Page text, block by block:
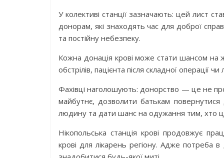
У колективі станції зазначають: цей лист
донорам, які знаходять час для доброї
та постійну небезпеку.
Кожна донація крові може стати шансом на
обстрілів, пацієнта після складної операції
Фахівці наголошують: донорство — це не
майбутнє, дозволити батькам
людину та дати шанс на одужання тим, хто
Нікопольська станція крові продовжує
крові для лікарень регіону. Адже потреба